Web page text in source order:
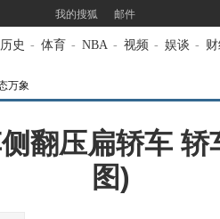
我的搜狐 邮件
历史 - 体育 - NBA - 视频 - 娱谈 -
万象
翻压扁轿车 轿
图)